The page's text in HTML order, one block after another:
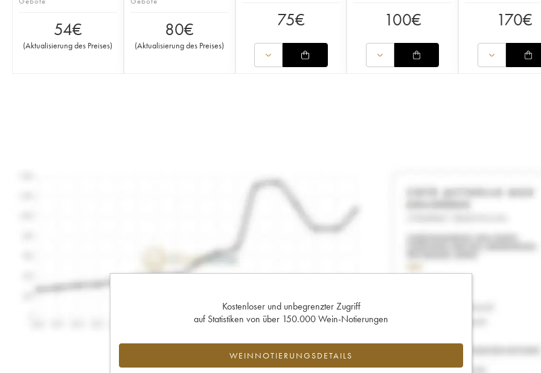
54€
(Aktualisierung des Preises)
80€
(Aktualisierung des Preises)
75€ 100€ 170€
Kostenloser und unbegrenzter Zugriff
auf Statistiken von über 150.000 Wein-Notierungen
WEINNOTIERUNGSDETAILS